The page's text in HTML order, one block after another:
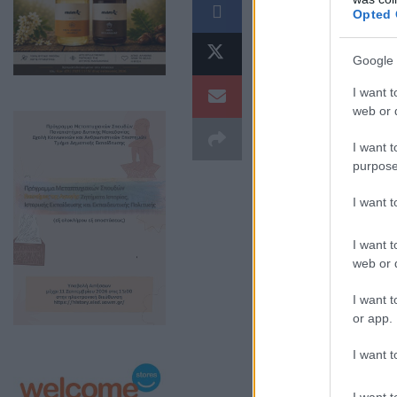
Opted
Google
I want
web or
I want
I want
I want
web or
I want
or app.
I want
ΕΣΥ στο